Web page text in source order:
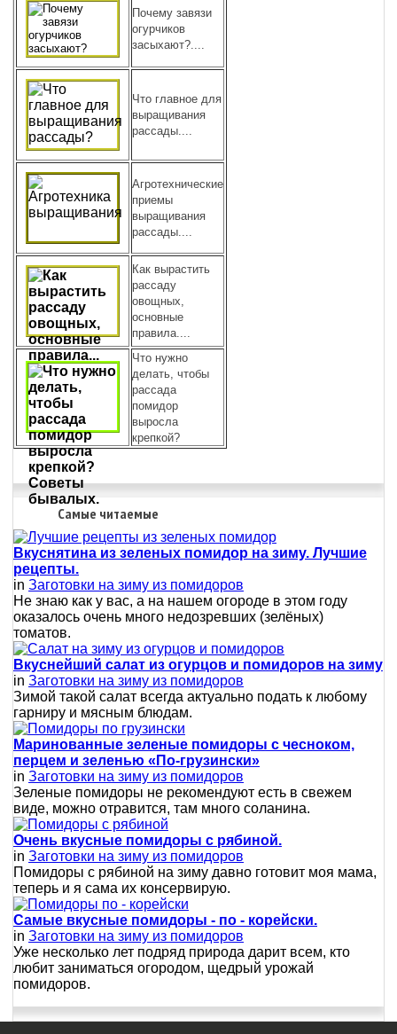
Почему завязи
огурчиков
засыхают?....
Что главное для
выращивания
рассады....
Агротехнические
приемы
выращивания
рассады....
Как вырастить
рассаду
овощных,
основные
правила....
Что нужно
делать, чтобы
рассада
помидор
выросла
крепкой?
Самые читаемые
Вкуснятина из зеленых помидор на зиму. Лучшие
рецепты.
in Заготовки на зиму из помидоров
Не знаю как у вас, а на нашем огороде в этом году
оказалось очень много недозревших (зелёных)
томатов.
Вкуснейший салат из огурцов и помидоров на зиму
in Заготовки на зиму из помидоров
Зимой такой салат всегда актуально подать к любому
гарниру и мясным блюдам.
Маринованные зеленые помидоры с чесноком,
перцем и зеленью «По-грузински»
in Заготовки на зиму из помидоров
Зеленые помидоры не рекомендуют есть в свежем
виде, можно отравится, там много соланина.
Очень вкусные помидоры с рябиной.
in Заготовки на зиму из помидоров
Помидоры с рябиной на зиму давно готовит моя мама,
теперь и я сама их консервирую.
Самые вкусные помидоры - по - корейски.
in Заготовки на зиму из помидоров
Уже несколько лет подряд природа дарит всем, кто
любит заниматься огородом, щедрый урожай
помидоров.